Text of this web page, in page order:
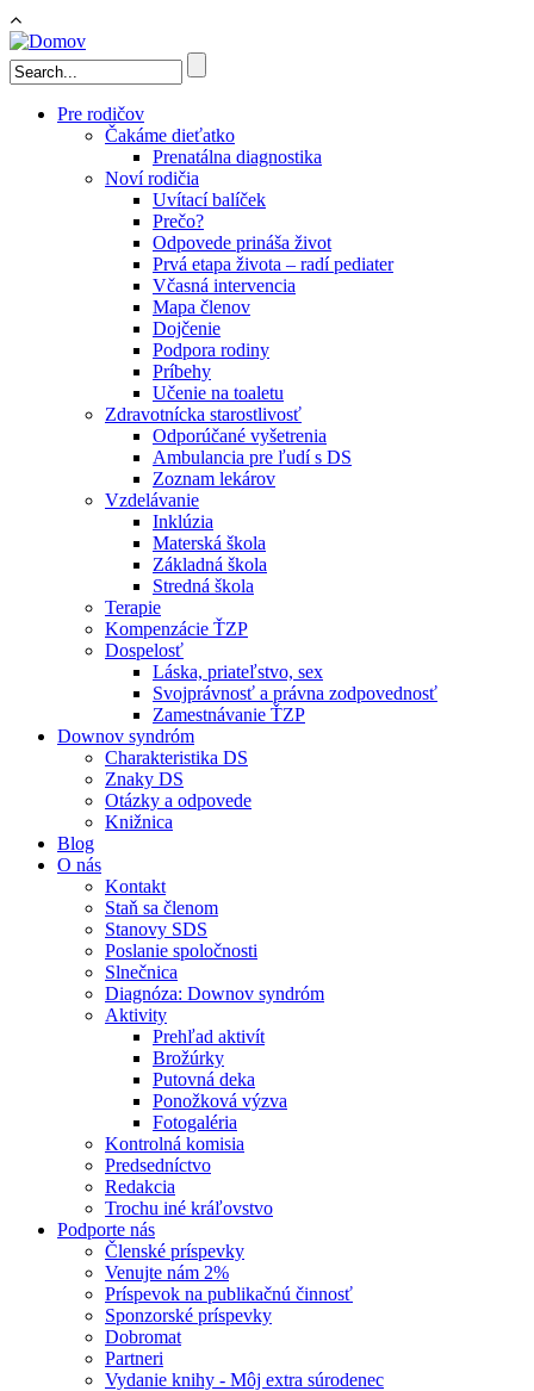
Skočiť na hlavný obsah
Vyhľadávanie
Pre rodičov
Čakáme dieťatko
Prenatálna diagnostika
Noví rodičia
Uvítací balíček
Prečo?
Odpovede prináša život
Prvá etapa života – radí pediater
Včasná intervencia
Mapa členov
Dojčenie
Podpora rodiny
Príbehy
Učenie na toaletu
Zdravotnícka starostlivosť
Odporúčané vyšetrenia
Ambulancia pre ľudí s DS
Zoznam lekárov
Vzdelávanie
Inklúzia
Materská škola
Základná škola
Stredná škola
Terapie
Kompenzácie ŤZP
Dospelosť
Láska, priateľstvo, sex
Svojprávnosť a právna zodpovednosť
Zamestnávanie ŤZP
Downov syndróm
Charakteristika DS
Znaky DS
Otázky a odpovede
Knižnica
Blog
O nás
Kontakt
Staň sa členom
Stanovy SDS
Poslanie spoločnosti
Slnečnica
Diagnóza: Downov syndróm
Aktivity
Prehľad aktivít
Brožúrky
Putovná deka
Ponožková výzva
Fotogaléria
Kontrolná komisia
Predsedníctvo
Redakcia
Trochu iné kráľovstvo
Podporte nás
Členské príspevky
Venujte nám 2%
Príspevok na publikačnú činnosť
Sponzorské príspevky
Dobromat
Partneri
Vydanie knihy - Môj extra súrodenec